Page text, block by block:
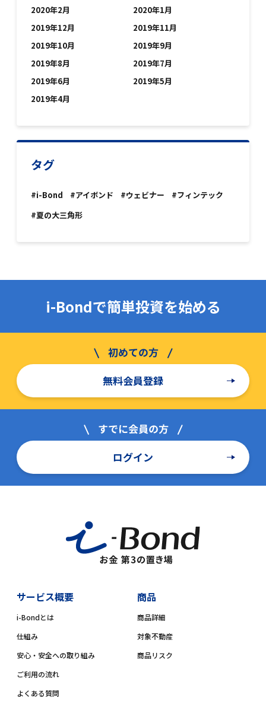
2020年2月
2020年1月
2019年12月
2019年11月
2019年10月
2019年9月
2019年8月
2019年7月
2019年6月
2019年5月
2019年4月
タグ
#i-Bond #アイボンド #ウェビナー
#フィンテック
#夏の大三角形
i-Bondで簡単投資を始める
無料会員登録
ログイン
サービス概要
i-Bondとは
仕組み
安心・安全への取り組み
ご利用の流れ
よくある質問
商品
商品詳細
対象不動産
商品リスク